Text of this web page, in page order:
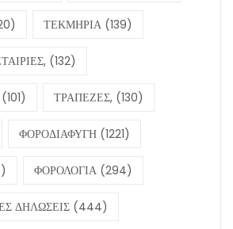
ΤΕΚΜΗΡΙΑ (139)
(132)
(101) ΤΡΑΠΕΖΕΣ, (130)
ΦΟΡΟΔΙΑΦΥΓΗ (1221)
ΦΟΡΟΛΟΓΙΑ (294)
ΔΗΛΩΣΕΙΣ (444)